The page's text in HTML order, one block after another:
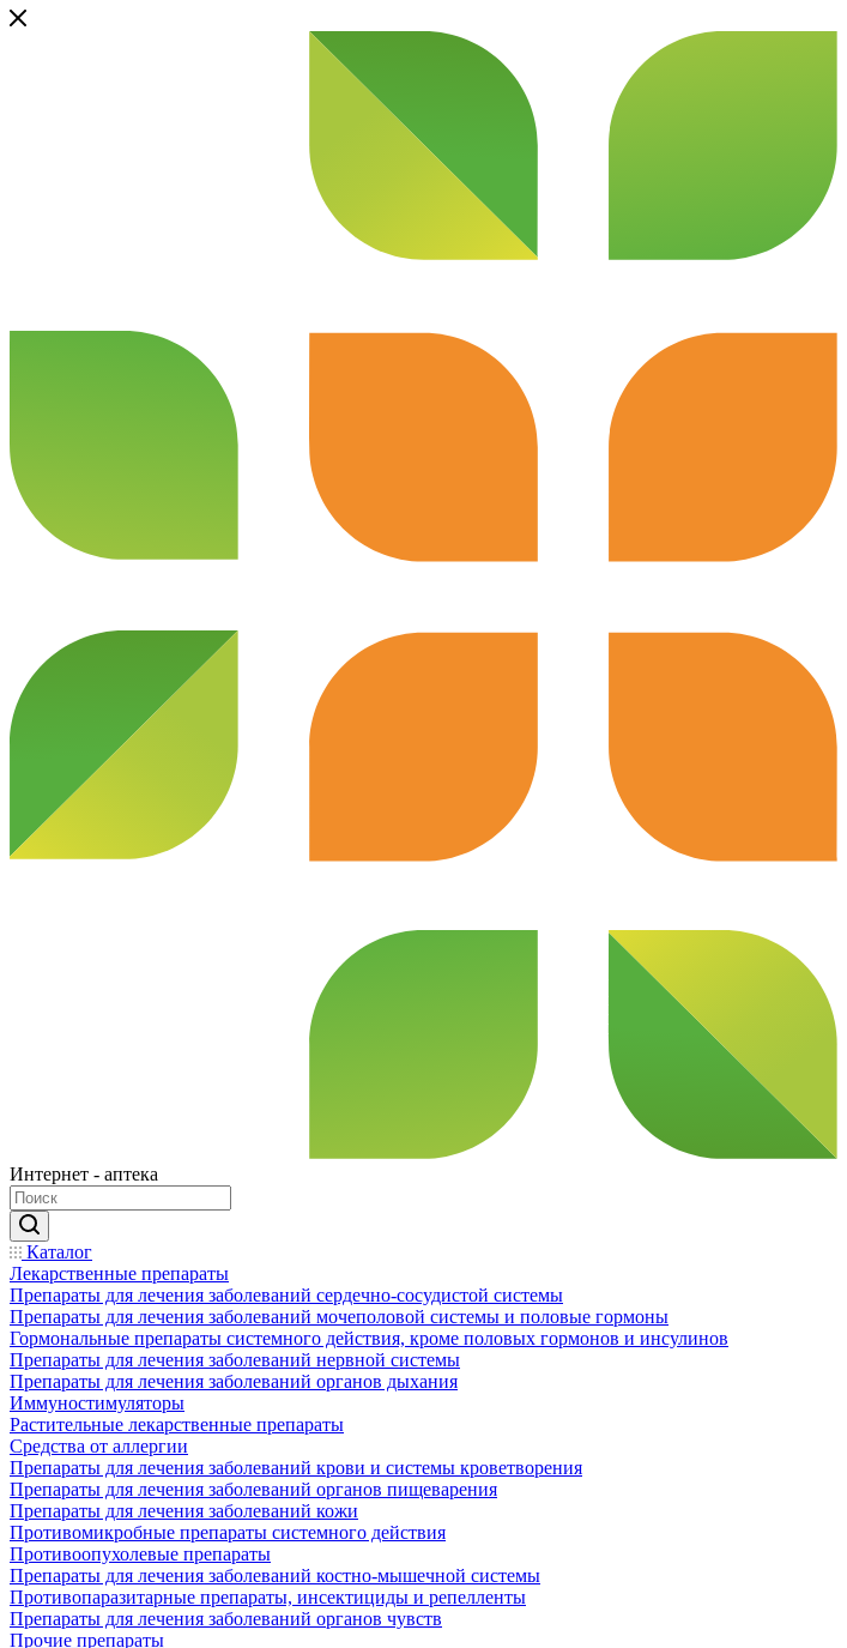
Интернет - аптека
Каталог
Лекарственные препараты
Препараты для лечения заболеваний сердечно-сосудистой системы
Препараты для лечения заболеваний мочеполовой системы и половые гормоны
Гормональные препараты системного действия, кроме половых гормонов и инсулинов
Препараты для лечения заболеваний нервной системы
Препараты для лечения заболеваний органов дыхания
Иммуностимуляторы
Растительные лекарственные препараты
Средства от аллергии
Препараты для лечения заболеваний крови и системы кроветворения
Препараты для лечения заболеваний органов пищеварения
Препараты для лечения заболеваний кожи
Противомикробные препараты системного действия
Противоопухолевые препараты
Препараты для лечения заболеваний костно-мышечной системы
Противопаразитарные препараты, инсектициды и репелленты
Препараты для лечения заболеваний органов чувств
Прочие препараты